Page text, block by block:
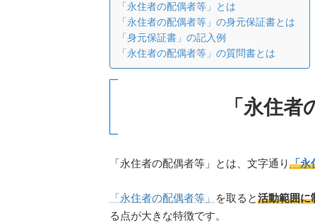
「永住者の配偶者等」とは
「永住者の配偶者等」の身元保証書とは
「身元保証書」の記入例
「永住者の配偶者等」の質問書とは
「 永住者
「永住者の配偶者等」とは、文字通り「永
「永住者の配偶者等」 を取ると活動範囲に
る点が大きな特徴です。